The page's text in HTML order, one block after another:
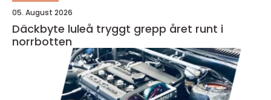
05. August 2026
Däckbyte luleå tryggt grepp året runt i
norrbotten